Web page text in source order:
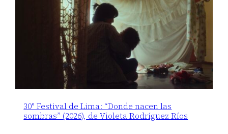
30° Festival de Lima: “Donde nacen las
sombras” (2026), de Violeta Rodríguez Ríos